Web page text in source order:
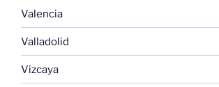
Valencia
Valladolid
Vizcaya